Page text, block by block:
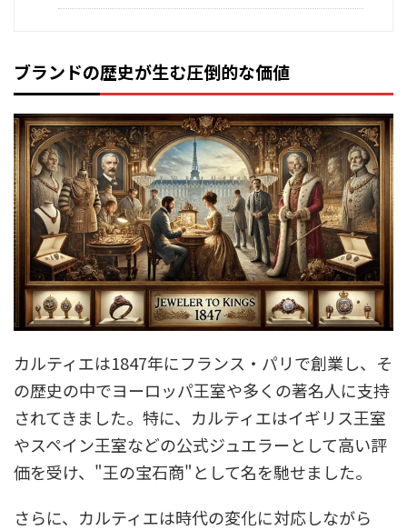
ブランドの歴史が生む圧倒的な価値
カルティエは1847年にフランス・パリで創業し、そ
の歴史の中でヨーロッパ王室や多くの著名人に支持
されてきました。特に、カルティエはイギリス王室
やスペイン王室などの公式ジュエラーとして高い評
価を受け、"王の宝石商"として名を馳せました。
さらに、カルティエは時代の変化に対応しながら